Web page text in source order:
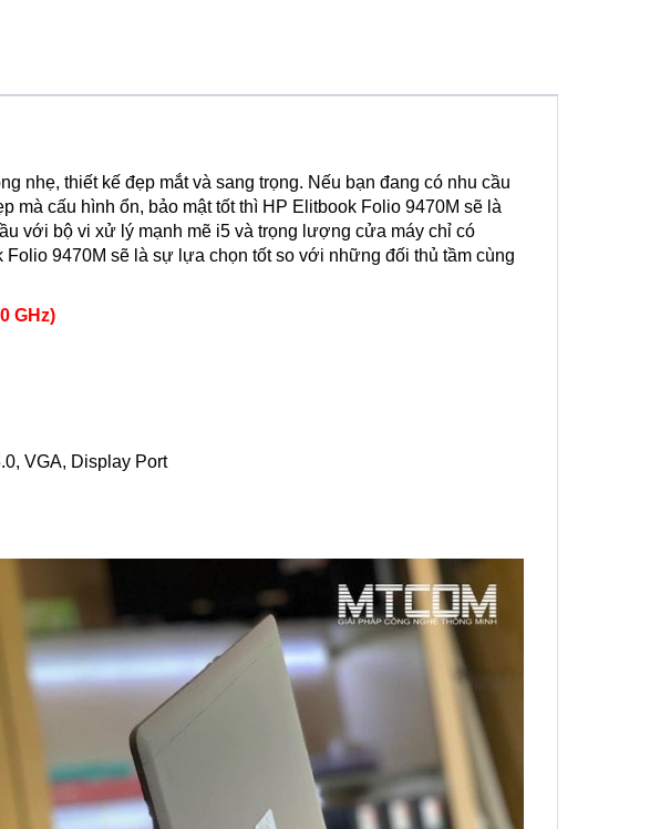
nhẹ, thiết kế đẹp mắt và sang trọng. Nếu bạn đang có nhu cầu
mà cấu hình ổn, bảo mật tốt thì HP Elitbook Folio 9470M sẽ là
với bộ vi xử lý mạnh mẽ i5 và trọng lượng cửa máy chỉ có
9470M sẽ là sự lựa chọn tốt so với những đối thủ tầm cùng
GHz)
VGA, Display Port